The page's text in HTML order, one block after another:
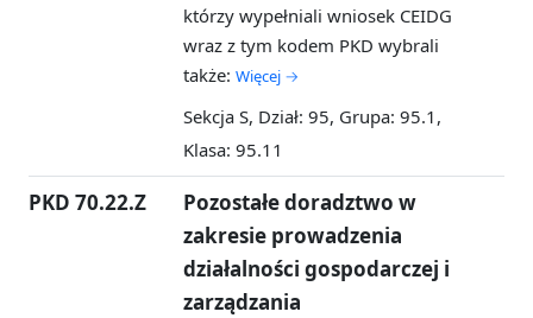
którzy wypełniali wniosek CEIDG
wraz z tym kodem PKD wybrali
także: Więcej →
Sekcja S, Dział: 95, Grupa: 95.1,
Klasa: 95.11
PKD 70.22.Z
Pozostałe doradztwo w
zakresie prowadzenia
działalności gospodarczej i
zarządzania